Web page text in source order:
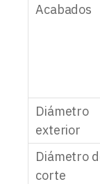
Acabados
Diámetro
exterior
Diámetro
corte